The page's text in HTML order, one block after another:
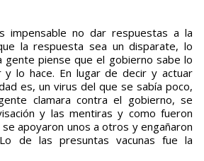
impensable no dar respuestas a la
la respuesta sea un disparate, lo
piense que el gobierno sabe lo
y lo hace. En lugar de decir y actuar
es, un virus del que se sabía poco,
clamara contra el gobierno, se
y las mentiras y como fueron
apoyaron unos a otros y engañaron
de las presuntas vacunas fue la